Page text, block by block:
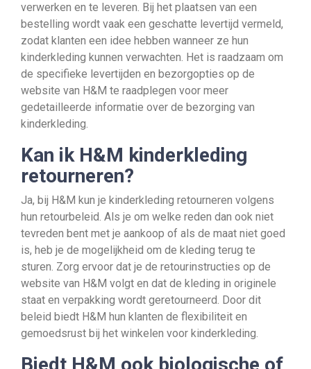
verwerken en te leveren. Bij het plaatsen van een
bestelling wordt vaak een geschatte levertijd vermeld,
zodat klanten een idee hebben wanneer ze hun
kinderkleding kunnen verwachten. Het is raadzaam om
de specifieke levertijden en bezorgopties op de
website van H&M te raadplegen voor meer
gedetailleerde informatie over de bezorging van
kinderkleding.
Kan ik H&M kinderkleding
retourneren?
Ja, bij H&M kun je kinderkleding retourneren volgens
hun retourbeleid. Als je om welke reden dan ook niet
tevreden bent met je aankoop of als de maat niet goed
is, heb je de mogelijkheid om de kleding terug te
sturen. Zorg ervoor dat je de retourinstructies op de
website van H&M volgt en dat de kleding in originele
staat en verpakking wordt geretourneerd. Door dit
beleid biedt H&M hun klanten de flexibiliteit en
gemoedsrust bij het winkelen voor kinderkleding.